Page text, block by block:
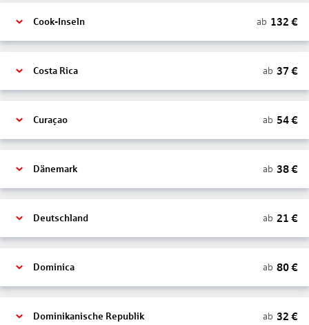
Cook-Inseln ab 132 €
Costa Rica ab 37 €
Curaçao ab 54€
Dänemark ab 38€
Deutschland ab 21 €
Dominica ab 80€
Dominikanische Republik ab 32 €